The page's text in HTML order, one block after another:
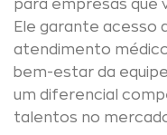
para empresas que
Ele garante acesso
atendimento
bem-estar da
um diferencial
talentos no